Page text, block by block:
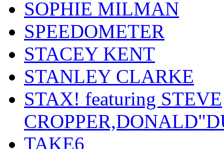
SOPHIE MILMAN
SPEEDOMETER
STACEY KENT
STANLEY CLARKE
STAX! featuring STEVE
TAKE6